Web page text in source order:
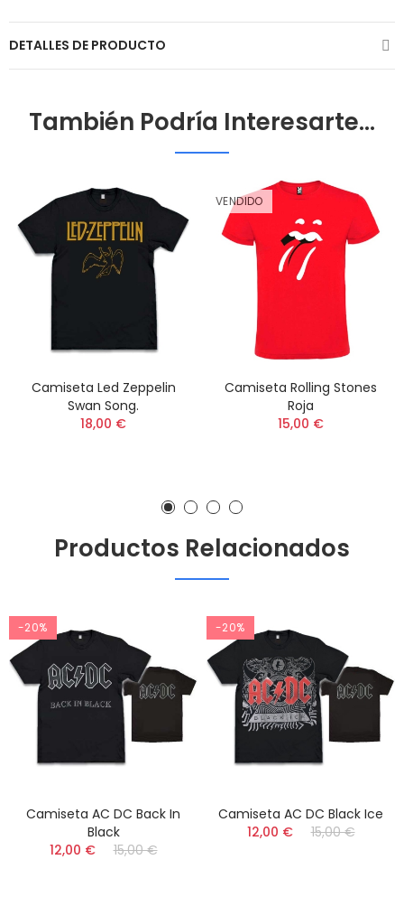
DETALLES DE PRODUCTO
También Podría Interesarte...
Camiseta Led Zeppelin
Swan Song.
18,00 €
VENDIDO
Camiseta Rolling Stones
Roja
15,00 €
Productos Relacionados
-20%
Camiseta AC DC Back In
Black
12,00 €
15,00 €
-20%
Camiseta AC DC Black Ice
12,00 €
15,00 €